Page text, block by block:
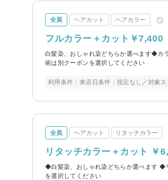
全員 ヘアカット ヘアカラー
フルカラー＋カット￥7,400
白髪染、おしゃれ染どちらか選べます◆
術は別クーポンを選択してください
利用条件：来店日条件：指定なし／対象
全員 ヘアカット リタッチカラー
リタッチカラー＋カット ￥
◆白髪染、おしゃれ染どちらか選べます ◆
を選択してください